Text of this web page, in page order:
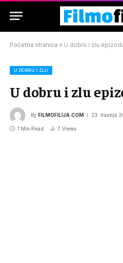
Početna stranica » U dobru i zlu
U DOBRU I ZLU
U dobru i zlu
By FILMOFILIJA.COM 23. travnja
1 Min Read 7 Views